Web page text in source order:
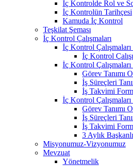
İç Kontrolde Rol ve
İç Kontrolün Tarihçesi
Kamuda İç Kontrol
Teşkilat Şeması
İç Kontrol Çalışmaları
İç Kontrol
İç Kontrol
İç Kontrol
Görev Tanımı
İş Süreçleri
İş Takvimi
İç Kontrol
Görev Tanımı
İş Süreçleri
İş Takvimi
3 Aylık
Misyonumuz-Vizyonumuz
Mevzuat
Yönetmelik